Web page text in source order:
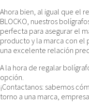
Ahora bien, al igual que el
BLOCKO, nuestros
perfecta para asegurar el
producto y la marca con el
una excelente relación
A la hora de regalar
opción.
¡Contactanos: sabemos
torno a una marca,